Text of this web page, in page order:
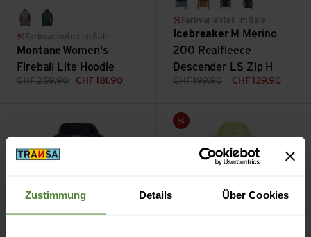
Zustimmung Details Über Cookies
moonscape
deep forest
Farbvarianten im Sale
Montane Women's
Fireball Lite Hoodie
CHF259.90 CHF 181.90
abyss/blue ash/cb
carob/dusty clay/cb
javablack/
Farbvarianten im Sale
Icebreaker M Merino
200 Realfleece
Descender LS Zip H
CHF199.90 CHF 139.90
Sale
W Merino 200 Realfleece